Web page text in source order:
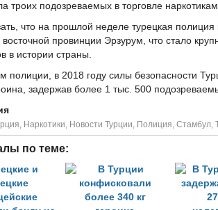
троих подозреваемых в торговле
что на прошлой неделе турецкая
восточной провинции Эрзурум, что стало
в истории страны.
полиции, в 2018 году силы безопасности
задержав более 1 тыс. 500
, Наркотики, Новости Турции, Полиция, Стамбул,
по теме: